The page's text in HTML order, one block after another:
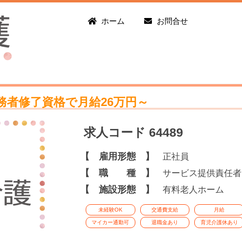
ホーム お問合せ
修了資格で月給26万円～
未経験OK 交通費支給 月給
マイカー通勤可 退職金あり 育児介護休あり
求人コード 64489
【 雇用形態 】 正社員
【 職 種 】 サービス提供責任者
【 施設形態 】 有料老人ホーム